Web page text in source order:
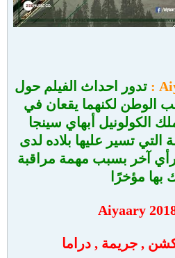
تدور احداث الفيلم حول
الوطن لكنهما يقعان في
الكولونيل أبهاي سينجا
التي تسير عليها بلاده لدى
آخر بسبب مهمة مراقبة
بها مؤخرًا
, جريمة , دراما